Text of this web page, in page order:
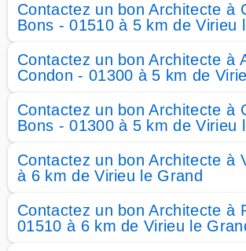
Contactez un bon Architecte à
Bons - 01510 à 5 km de Virieu
Contactez un bon Architecte à
Condon - 01300 à 5 km de
Contactez un bon Architecte à
Bons - 01300 à 5 km de Virieu
Contactez un bon Architecte à
à 6 km de Virieu le Grand
Contactez un bon Architecte à
01510 à 6 km de Virieu le